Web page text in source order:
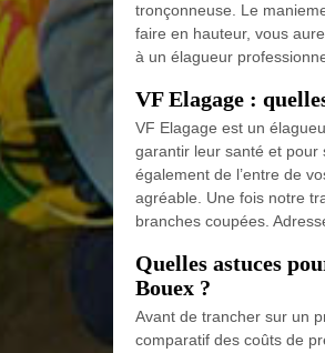
tronçonneuse. Le
faire en hauteur, vous
à un élagueur
VF Elagage :
VF Elagage est un
garantir leur santé et pour
également de l’entre de
agréable. Une fois notre
branches coupées.
Quelles astuces
Bouex ?
Avant de trancher sur un
comparatif des coûts de